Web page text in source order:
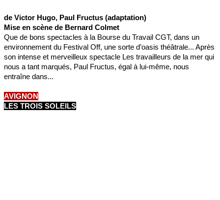
de Victor Hugo, Paul Fructus (adaptation)
Mise en scène de Bernard Colmet
Que de bons spectacles à la Bourse du Travail CGT, dans un
environnement du Festival Off, une sorte d’oasis théâtrale... Après
son intense et merveilleux spectacle Les travailleurs de la mer qui
nous a tant marqués, Paul Fructus, égal à lui-même, nous
entraîne dans...
AVIGNON
LES TROIS SOLEILS